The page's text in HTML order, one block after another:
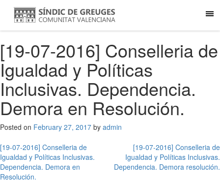
[19-07-2016] Conselleria de
Igualdad y Políticas
Inclusivas. Dependencia.
Demora en Resolución.
Posted on February 27, 2017 by admin
Post
navigation
[19-07-2016] Conselleria de
Igualdad y Políticas Inclusivas.
Dependencia. Demora en
Resolución.
[19-07-2016] Conselleria de
Igualdad y Políticas Inclusivas.
Dependencia. Demora resolución.